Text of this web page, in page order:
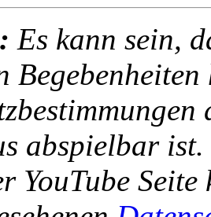
Es kann sein,
abspielbar
YouTube